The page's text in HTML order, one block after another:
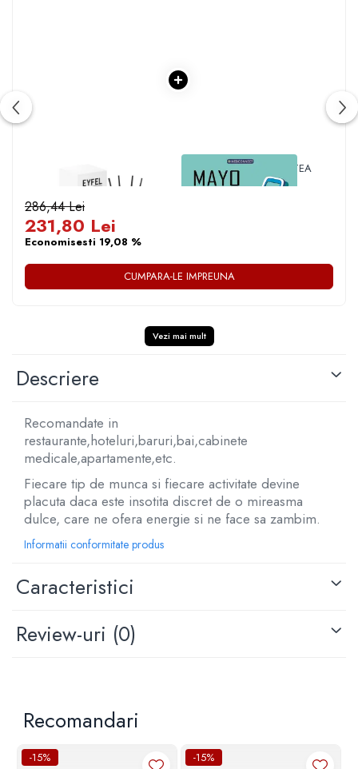
1 x ODORIZANT DE CAMERA
JASMINE / IASOMIE - 120 ML
1 x MAYO CLINIC. CARTEA
ESENTIALA DESPRE
286,44 Lei
231,80 Lei
Economisesti 19,08 %
CUMPARA-LE IMPREUNA
Vezi mai mult
Descriere
Recomandate in
restaurante,hoteluri,baruri,bai,cabinete
medicale,apartamente,etc.
Fiecare tip de munca si fiecare activitate devine
placuta daca este insotita discret de o mireasma
dulce, care ne ofera energie si ne face sa zambim.
Informatii conformitate produs
Caracteristici
Review-uri (0)
Recomandari
-15% -15%